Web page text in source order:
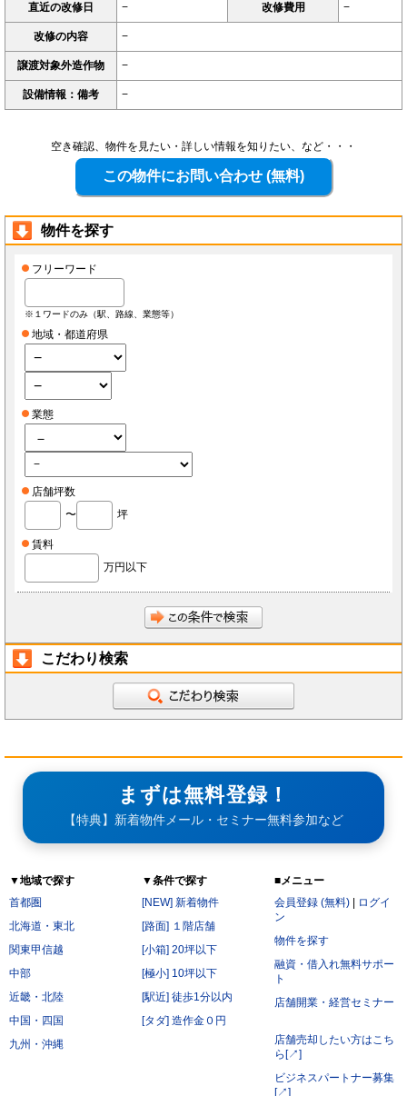
直近の改修日 − 改修費用 −
改修の内容 −
譲渡対象外造作物 −
設備情報：備考 −
空き確認、物件を見たい・詳しい情報を知りたい、など・・・
物件を探す
フリーワード
※１ワードのみ（駅、路線、業態等）
地域・都道府県
業態
店舗坪数
〜
坪
賃料
万円以下
こだわり検索
まずは無料登録！
【特典】新着物件メール・セミナー無料参加など
▼地域で探す
首都圏
北海道・東北
関東甲信越
中部
近畿・北陸
中国・四国
九州・沖縄
▼条件で探す
[NEW] 新着物件
[路面] １階店舗
[小箱] 20坪以下
[極小] 10坪以下
[駅近] 徒歩1分以内
[タダ] 造作金０円
■メニュー
会員登録 (無料)
ログイ
ン
物件を探す
融資・借入れ無料サポー
ト
店舗開業・経営セミナー
店舗売却したい方はこち
ら[↗]
ビジネスパートナー募集
[↗]